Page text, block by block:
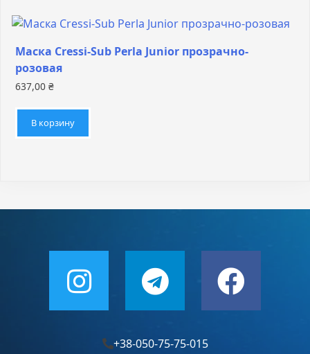
Маска Cressi-Sub Perla Junior прозрачно-
розовая
637,00 ₴
В корзину
+38-050-75-75-015